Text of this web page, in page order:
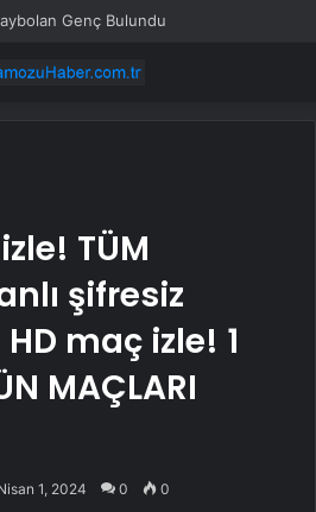
Genç Bulundu
TÜM
şifresiz
maç izle! 1
MAÇLARI
1, 2024 0 0